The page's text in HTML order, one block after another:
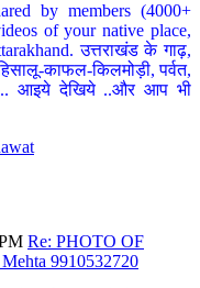
by members (4000+
of your native place,
उत्तराखंड के गाढ़,
काफल-किलमोड़ी, पर्वत,
आइये देखिये ..और आप भी
Re: PHOTO OF
9910532720